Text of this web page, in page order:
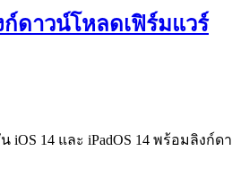
ก์ดาวน์โหลดเฟิร์มแวร์
iOS 14 และ iPadOS 14 พร้อมลิงก์ดา